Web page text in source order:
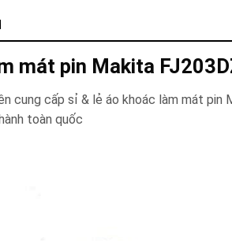
mát pin Makita
cung cấp sỉ & lẻ áo khoác làm mát
toàn quốc